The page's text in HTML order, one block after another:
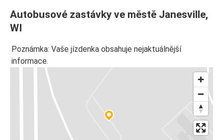
Autobusové zastávky ve městě Janesville,
WI
Poznámka: Vaše jízdenka obsahuje nejaktuálnější
informace.